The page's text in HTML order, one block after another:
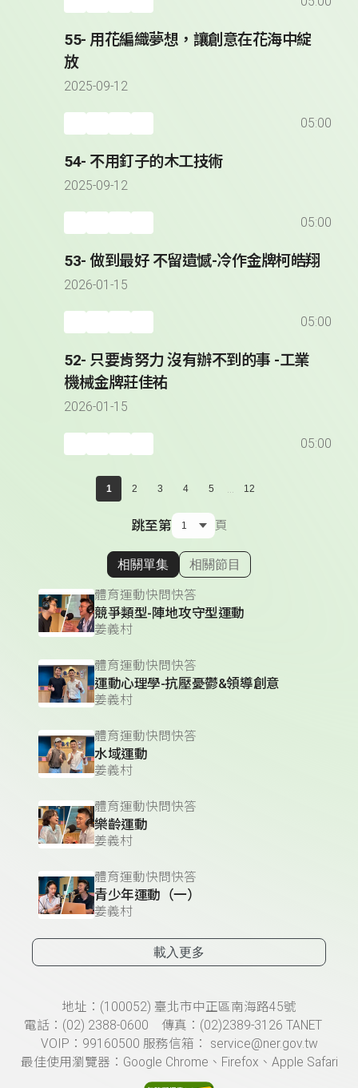
55- 用花編織夢想，讓創意在花海中綻
放
2025-09-12
05:00
54- 不用釘子的木工技術
2025-09-12
05:00
53- 做到最好 不留遺憾-冷作金牌柯皓翔
2026-01-15
05:00
52- 只要肯努力 沒有辦不到的事 -工業
機械金牌莊佳祐
2026-01-15
05:00
1 2 3 4 5 ... 12
跳至第 頁
顯示相關單集
相關單集 相關節目
體育運動快問快答
競爭類型-陣地攻守型運動
姜義村
體育運動快問快答
運動心理學-抗壓憂鬱&領導創意
姜義村
體育運動快問快答
水域運動
姜義村
體育運動快問快答
樂齡運動
姜義村
體育運動快問快答
青少年運動（一）
姜義村
載入更多
頁尾資訊地址：(100052) 臺北市中正區南海路45號
電話：(02) 2388-0600 傳真：(02)2389-3126 TANET
VOIP：99160500 服務信箱： service@ner.gov.tw
最佳使用瀏覽器：Google Chrome、Firefox、Apple Safari